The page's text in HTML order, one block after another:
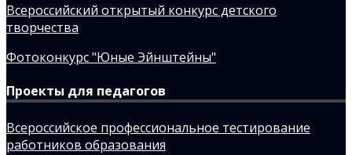
Всероссийский открытый конкурс детского
творчества
Фотоконкурс "Юные Эйнштейны"
Проекты для педагогов
Всероссийское профессиональное тестирование
работников образования